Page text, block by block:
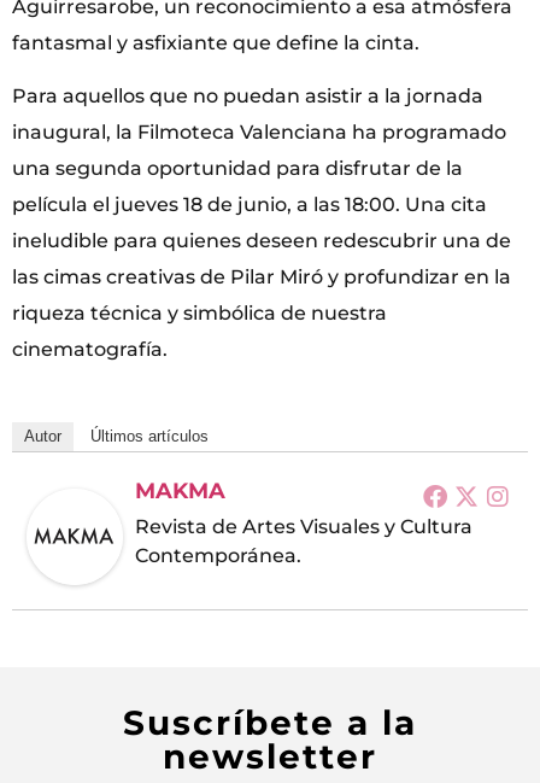
Aguirresarobe, un reconocimiento a esa atmósfera
fantasmal y asfixiante que define la cinta.
Para aquellos que no puedan asistir a la jornada
inaugural, la Filmoteca Valenciana ha programado
una segunda oportunidad para disfrutar de la
película el jueves 18 de junio, a las 18:00. Una cita
ineludible para quienes deseen redescubrir una de
las cimas creativas de Pilar Miró y profundizar en la
riqueza técnica y simbólica de nuestra
cinematografía.
Autor Últimos artículos
MAKMA
Revista de Artes Visuales y Cultura
Contemporánea.
Suscríbete a la
newsletter